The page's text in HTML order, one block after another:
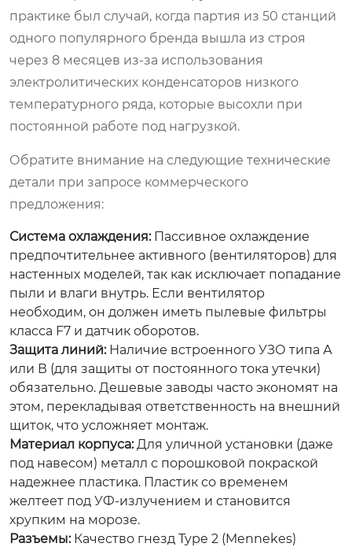
практике был случай, когда партия из 50 станций
одного популярного бренда вышла из строя
через 8 месяцев из-за использования
электролитических конденсаторов низкого
температурного ряда, которые высохли при
постоянной работе под нагрузкой.
Обратите внимание на следующие технические
детали при запросе коммерческого
предложения:
Система охлаждения:Пассивное охлаждение
предпочтительнее активного (вентиляторов) для
настенных моделей, так как исключает попадание
пыли и влаги внутрь. Если вентилятор
необходим, он должен иметь пылевые фильтры
класса F7 и датчик оборотов.
Защита линий:Наличие встроенного УЗО типа А
или В (для защиты от постоянного тока утечки)
обязательно. Дешевые заводы часто экономят на
этом, перекладывая ответственность на внешний
щиток, что усложняет монтаж.
Материал корпуса:Для уличной установки (даже
под навесом) металл с порошковой покраской
надежнее пластика. Пластик со временем
желтеет под УФ-излучением и становится
хрупким на морозе.
Разъемы:Качество гнезд Type 2 (Mennekes)